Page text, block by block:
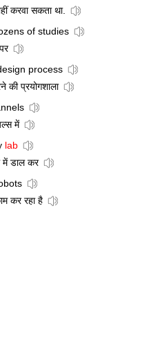
करवा सकता था.
of studies
process
की प्रयोगशाला
में
lab
में डाल कर
कर रहा है